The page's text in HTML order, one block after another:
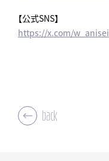
【公式SNS】
https://x.com/w_anisei
back